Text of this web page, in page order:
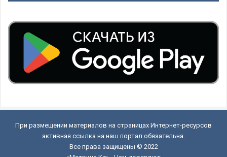
При размещении материалов на страницах Интернет-ресурсов
активная ссылка на наш портал обязательна.
Все права защищены © 2022